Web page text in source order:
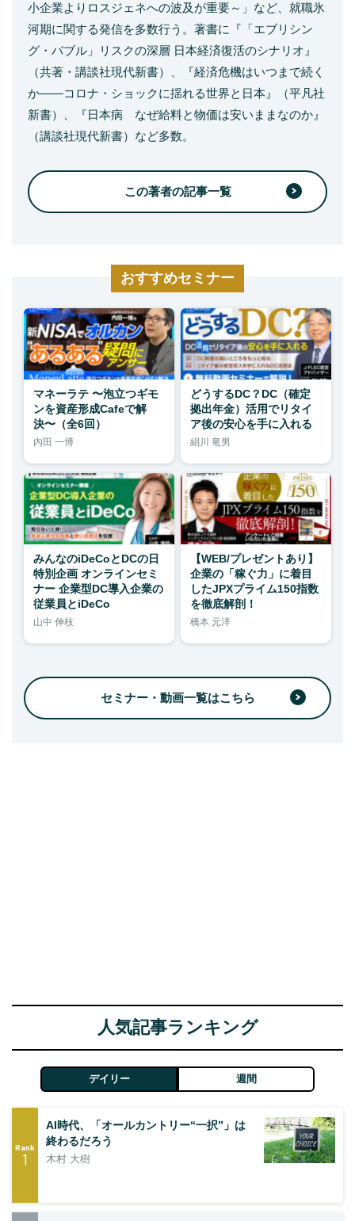
小企業よりロスジェネへの波及が重要～」など、就職氷
河期に関する発信を多数行う。著書に『「エブリシン
グ・バブル」リスクの深層 日本経済復活のシナリオ』
（共著・講談社現代新書）、『経済危機はいつまで続く
か――コロナ・ショックに揺れる世界と日本』（平凡社
新書）、『日本病 なぜ給料と物価は安いままなのか』
（講談社現代新書）など多数。
この著者の記事一覧
おすすめセミナー
マネーラテ 〜泡立つギモ
ンを資産形成Cafeで解
決〜（全6回）
内田 一博
どうするDC？DC（確定
拠出年金）活用でリタイ
ア後の安心を手に入れる
絹川 竜男
みんなのiDeCoとDCの日
特別企画 オンラインセミ
ナー 企業型DC導入企業の
従業員とiDeCo
山中 伸枝
【WEB/プレゼントあり】
企業の「稼ぐ力」に着目
したJPXプライム150指数
を徹底解剖！
橋本 元洋
セミナー・動画一覧はこちら
人気記事ランキング
デイリー 週間
Rank
1
AI時代、「オールカントリー“一択”」は
終わるだろう
木村 大樹